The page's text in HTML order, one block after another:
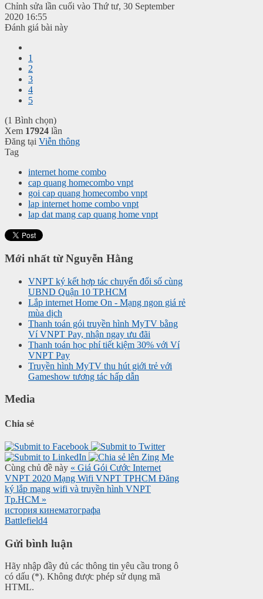
Chỉnh sửa lần cuối vào Thứ tư, 30 September
2020 16:55
Đánh giá bài này
1
2
3
4
5
(1 Bình chọn)
Xem 17924 lần
Đăng tại Viễn thông
Tag
internet home combo
cap quang homecombo vnpt
goi cap quang homecombo vnpt
lap internet home combo vnpt
lap dat mang cap quang home vnpt
Mới nhất từ Nguyễn Hằng
VNPT ký kết hợp tác chuyển đổi số cùng
UBND Quận 10 TP.HCM
Lắp internet Home On - Mạng ngon giá rẻ
mùa dịch
Thanh toán gói truyền hình MyTV bằng
Ví VNPT Pay, nhận ngay ưu đãi
Thanh toán học phí tiết kiệm 30% với Ví
VNPT Pay
Truyền hình MyTV thu hút giới trẻ với
Gameshow tương tác hấp dẫn
Media
Chia sẻ
Cùng chủ đề này « Giá Gói Cước Internet
VNPT 2020 Mạng Wifi VNPT TPHCM Đăng
ký lắp mạng wifi và truyền hình VNPT
Tp.HCM »
история кинематографа
Battlefield4
Gửi bình luận
Hãy nhập đầy đủ các thông tin yêu cầu trong ô
có dấu (*). Không được phép sử dụng mã
HTML.